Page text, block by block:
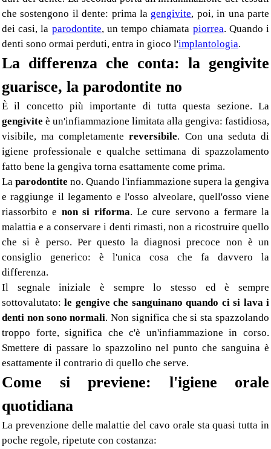
che sostengono il dente: prima la gengivite, poi, in una parte
dei casi, la parodontite, un tempo chiamata piorrea. Quando i
denti sono ormai perduti, entra in gioco l'implantologia.
La differenza che conta: la gengivite
guarisce, la parodontite no
È il concetto più importante di tutta questa sezione. La
gengivite è un'infiammazione limitata alla gengiva: fastidiosa,
visibile, ma completamentereversibile. Con una seduta di
igiene professionale e qualche settimana di spazzolamento
fatto bene la gengiva torna esattamente come prima.
La parodontite no. Quando l'infiammazione supera la gengiva
e raggiunge il legamento e l'osso alveolare, quell'osso viene
riassorbito e non si riforma. Le cure servono a fermare la
malattia e a conservare i denti rimasti, non a ricostruire quello
che si è perso. Per questo la diagnosi precoce non è un
consiglio generico: è l'unica cosa che fa davvero la
differenza.
Il segnale iniziale è sempre lo stesso ed è sempre
sottovalutato:le gengive che sanguinano quando ci si lava i
denti non sono normali. Non significa che si sta spazzolando
troppo forte, significa che c'è un'infiammazione in corso.
Smettere di passare lo spazzolino nel punto che sanguina è
esattamente il contrario di quello che serve.
Come si previene: l'igiene orale
quotidiana
La prevenzione delle malattie del cavo orale sta quasi tutta in
poche regole, ripetute con costanza: